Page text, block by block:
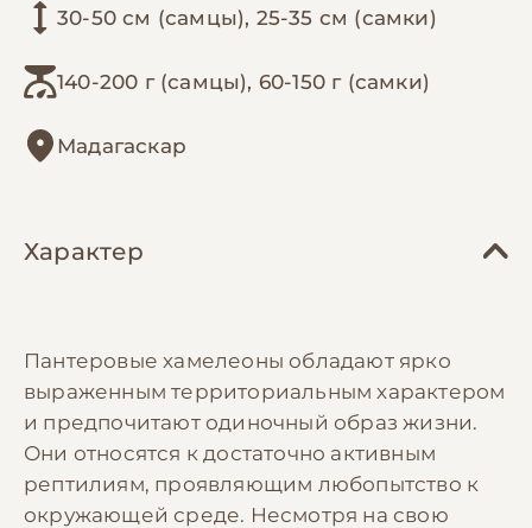
30-50 см (самцы), 25-35 см (самки)
140-200 г (самцы), 60-150 г (самки)
Мадагаскар
Характер
Пантеровые хамелеоны обладают ярко
выраженным территориальным характером
и предпочитают одиночный образ жизни.
Они относятся к достаточно активным
рептилиям, проявляющим любопытство к
окружающей среде. Несмотря на свою